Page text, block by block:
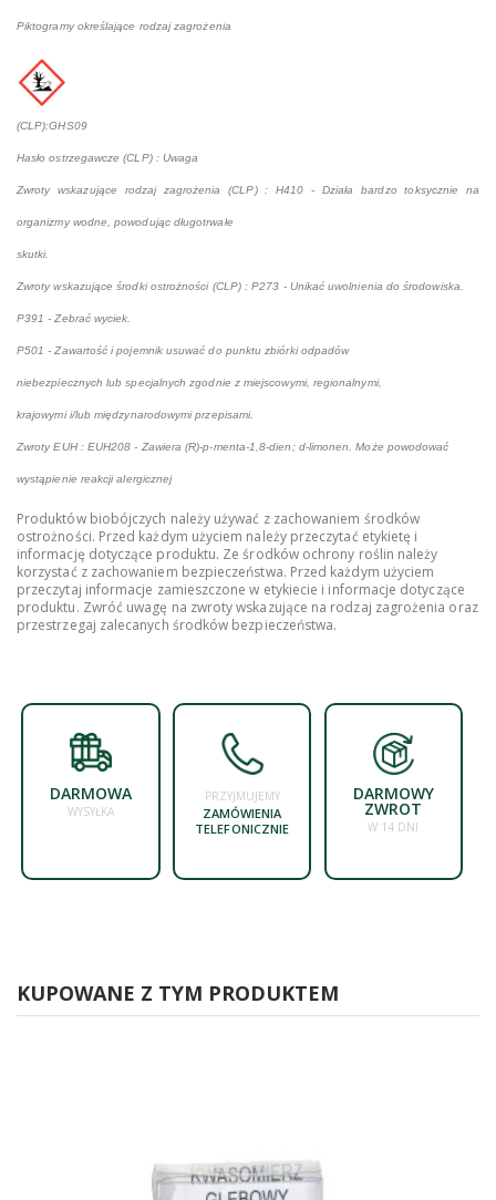
Piktogramy określające rodzaj zagrożenia
(CLP):GHS09
Hasło ostrzegawcze (CLP) : Uwaga
Zwroty wskazujące rodzaj zagrożenia (CLP) : H410 - Działa bardzo toksycznie na
organizmy wodne, powodując długotrwałe
skutki.
Zwroty wskazujące środki ostrożności (CLP) : P273 - Unikać uwolnienia do środowiska.
P391 - Zebrać wyciek.
P501 - Zawartość i pojemnik usuwać do punktu zbiórki odpadów
niebezpiecznych lub specjalnych zgodnie z miejscowymi, regionalnymi,
krajowymi i/lub międzynarodowymi przepisami.
Zwroty EUH : EUH208 - Zawiera (R)-p-menta-1,8-dien; d-limonen. Może powodować
wystąpienie reakcji alergicznej
Produktów biobójczych należy używać z zachowaniem środków
ostrożności. Przed każdym użyciem należy przeczytać etykietę i
informację dotyczące produktu. Ze środków ochrony roślin należy
korzystać z zachowaniem bezpieczeństwa. Przed każdym użyciem
przeczytaj informacje zamieszczone w etykiecie i informacje dotyczące
produktu. Zwróć uwagę na zwroty wskazujące na rodzaj zagrożenia oraz
przestrzegaj zalecanych środków bezpieczeństwa.
DARMOWA
WYSYŁKA
PRZYJMUJEMY
ZAMÓWIENIA
TELEFONICZNIE
DARMOWY
ZWROT
W 14 DNI
KUPOWANE Z TYM PRODUKTEM